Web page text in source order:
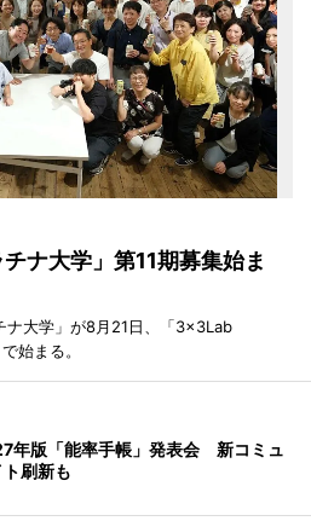
ナ大学」第11期募集始ま
ナ大学」が8月21日、「3×3Lab
始まる。
年版「能率手帳」発表会 新コミュ
刷新も